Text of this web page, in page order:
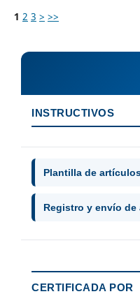
1 2 3 > >>
INSTRUCTIVOS
Plantilla de
Registro y envío
CERTIFICADA POR